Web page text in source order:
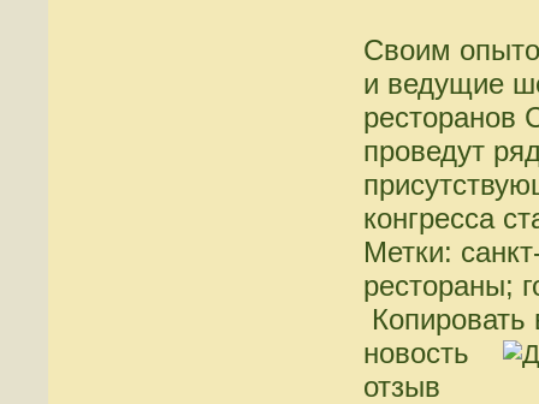
Своим
и ведущие
ресторанов
проведут
конгресса
Метки:
рестораны;
Копировать
новость
отзыв